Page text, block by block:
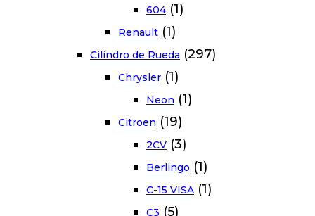
604 (1)
Renault (1)
Cilindro de Rueda (297)
Chrysler (1)
Neon (1)
Citroen (19)
2CV (3)
Berlingo (1)
C-15 VISA (1)
C3 (5)